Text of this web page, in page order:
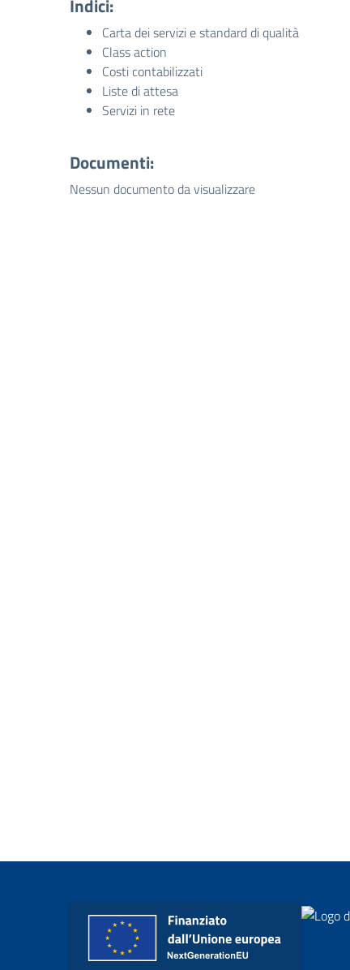
Indici:
Carta dei servizi e standard di qualità
Class action
Costi contabilizzati
Liste di attesa
Servizi in rete
Documenti:
Nessun documento da visualizzare